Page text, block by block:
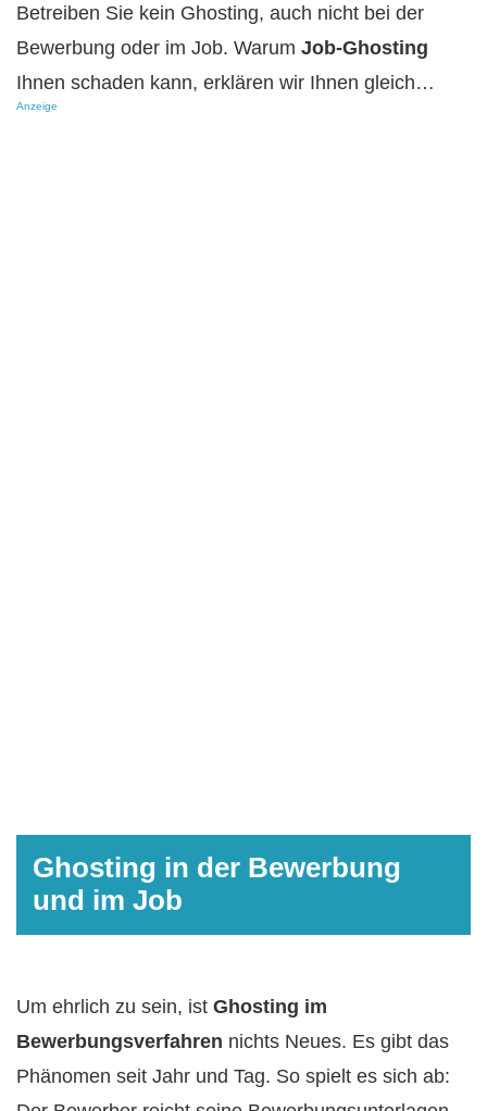
Betreiben Sie kein Ghosting, auch nicht bei der
Bewerbung oder im Job. Warum Job-Ghosting
Ihnen schaden kann, erklären wir Ihnen gleich…
Anzeige
Ghosting in der Bewerbung
und im Job
Um ehrlich zu sein, ist Ghosting im
Bewerbungsverfahren nichts Neues. Es gibt das
Phänomen seit Jahr und Tag. So spielt es sich ab: